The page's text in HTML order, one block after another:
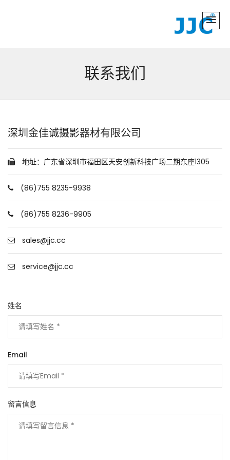
联系我们
深圳金佳诚摄影器材有限公司
地址：广东省深圳市福田区天安创新科技广场二期东座1305
(86)755 8235-9938
(86)755 8236-9905
sales@jjc.cc
service@jjc.cc
姓名
Email
留言信息